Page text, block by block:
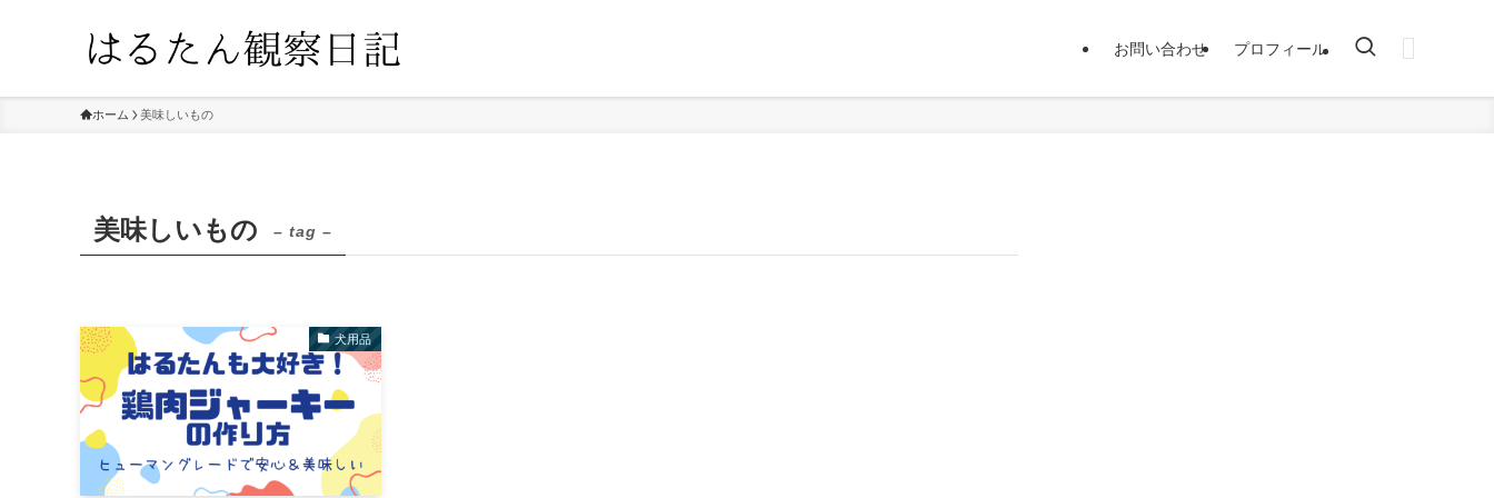
お問い合わせ プロフィール
ホーム 美味しいもの
美味しいもの – tag –
犬用品